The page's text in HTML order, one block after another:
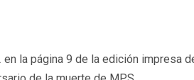
la página 9 de la edición impresa